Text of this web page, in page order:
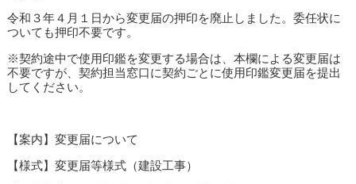
令和３年４月１日から変更届の押印を廃止しました。委任状に
ついても押印不要です。
※契約途中で使用印鑑を変更する場合は、本欄による変更届は
不要ですが、契約担当窓口に契約ごとに使用印鑑変更届を提出
してください。
【案内】変更届について
【様式】変更届等様式（建設工事）